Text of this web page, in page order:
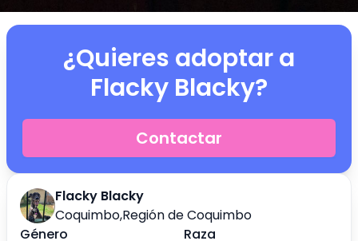
Flacky Blacky
Coquimbo,Región de Coquimbo
Género
Raza
¿Quieres adoptar a
Flacky Blacky?
Contactar